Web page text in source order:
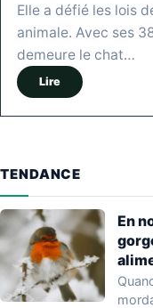
Elle a défié les lois
animale. Avec ses
demeure le chat…
Lire
TENDANCE
En